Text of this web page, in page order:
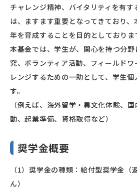
チャレンジ精神、バイタリティを有す
は、ますます重要となってきており
年を育成することを目的としておりま
本基金では、学生が、関心を持つ分
究、ボランティア活動、フィールドワ
レンジするための一助として、学生
す。
（例えば、海外留学・異文化体験、
動、起業準備、資格取得など）
奨学金概要
（1）奨学金の種類：給付型奨学金（
ん）